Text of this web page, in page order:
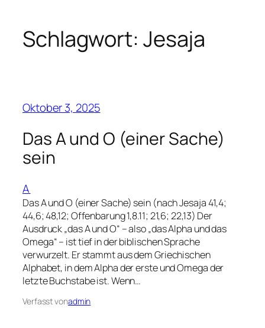
Schlagwort: Jesaja
Oktober 3, 2025
Das A und O (einer Sache)
sein
A
Das A und O (einer Sache) sein (nach Jesaja 41,4;
44,6; 48,12; Offenbarung 1,8.11; 21,6; 22,13) Der
Ausdruck „das A und O“ – also „das Alpha und das
Omega“ – ist tief in der biblischen Sprache
verwurzelt. Er stammt aus dem Griechischen
Alphabet, in dem Alpha der erste und Omega der
letzte Buchstabe ist. Wenn…
Verfasst vonadmin